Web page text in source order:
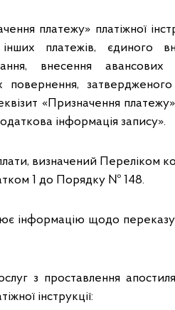
платежу» платіжної
платежів, єдиного
внесення авансових
«Призначення
інформація запису».
визначений Переліком
1 до Порядку № 148.
інформацію щодо
з проставлення
інструкції: